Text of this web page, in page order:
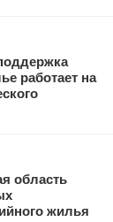
работает на
область
жилья